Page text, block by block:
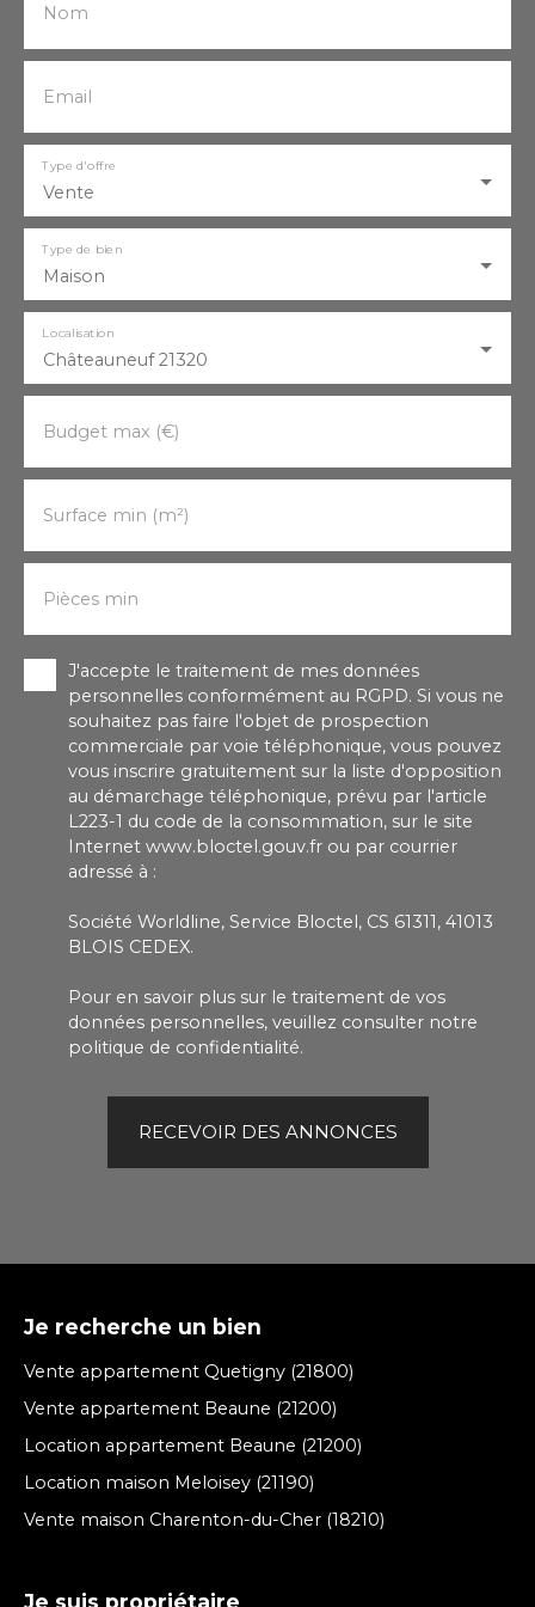
Nom
Email
Vente
Type d'offre
Maison
Type de bien
Châteauneuf 21320
Localisation
Budget max (€)
Surface min (m²)
Pièces min
J'accepte le traitement de mes données
personnelles conformément au RGPD. Si vous ne
souhaitez pas faire l'objet de prospection
commerciale par voie téléphonique, vous pouvez
vous inscrire gratuitement sur la liste d'opposition
au démarchage téléphonique, prévu par l'article
L223-1 du code de la consommation, sur le site
Internet www.bloctel.gouv.fr ou par courrier
adressé à :
Société Worldline, Service Bloctel, CS 61311, 41013
BLOIS CEDEX.
Pour en savoir plus sur le traitement de vos
données personnelles, veuillez consulter notre
politique de confidentialité.
RECEVOIR DES ANNONCES
Je recherche un bien
Vente appartement Quetigny (21800)
Vente appartement Beaune (21200)
Location appartement Beaune (21200)
Location maison Meloisey (21190)
Vente maison Charenton-du-Cher (18210)
Je suis propriétaire